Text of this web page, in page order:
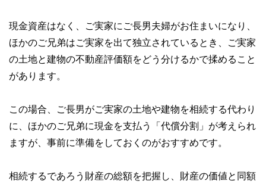
現金資産はなく、ご実家にご長男夫婦がお住まいになり、
ほかのご兄弟はご実家を出て独立されているとき、ご実家
の土地と建物の不動産評価額をどう分けるかで揉めること
があります。
この場合、ご長男がご実家の土地や建物を相続する代わり
に、ほかのご兄弟に現金を支払う「代償分割」が考えられ
ますが、事前に準備をしておくのがおすすめです。
相続するであろう財産の総額を把握し、財産の価値と同額